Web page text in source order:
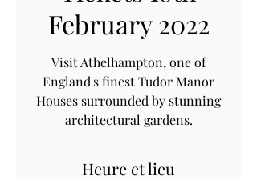
February 2022
Visit Athelhampton, one of
England's finest Tudor Manor
Houses surrounded by stunning
architectural gardens.
Heure et lieu